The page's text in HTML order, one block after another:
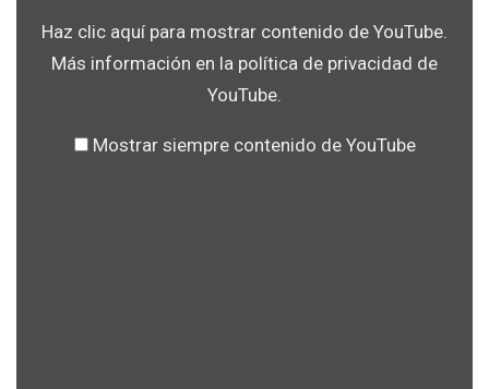
Haz clic aquí para mostrar contenido de YouTube.
Más información en la política de privacidad de
YouTube.
Mostrar siempre contenido de YouTube